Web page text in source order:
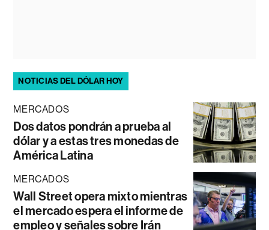
NOTICIAS DEL DÓLAR HOY
MERCADOS
Dos datos pondrán a prueba al
dólar y a estas tres monedas de
América Latina
MERCADOS
Wall Street opera mixto mientras
el mercado espera el informe de
empleo y señales sobre Irán